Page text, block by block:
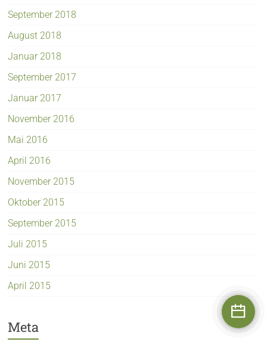
September 2018
August 2018
Januar 2018
September 2017
Januar 2017
November 2016
Mai 2016
April 2016
November 2015
Oktober 2015
September 2015
Juli 2015
Juni 2015
April 2015
Meta